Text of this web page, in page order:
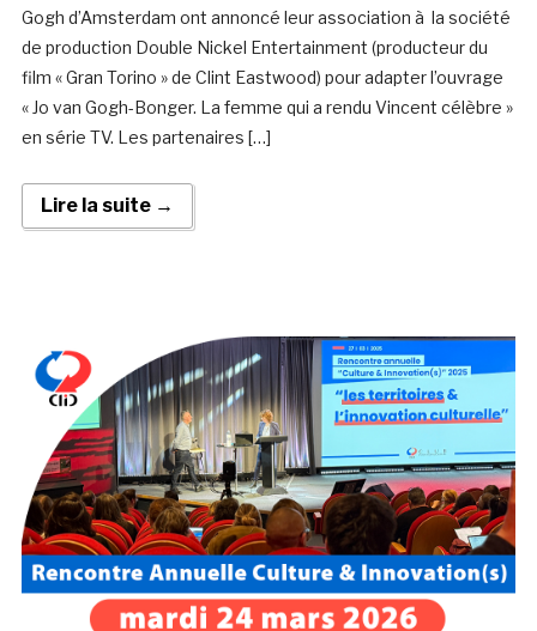
Gogh d’Amsterdam ont annoncé leur association à la société
de production Double Nickel Entertainment (producteur du
film « Gran Torino » de Clint Eastwood) pour adapter l’ouvrage
« Jo van Gogh-Bonger. La femme qui a rendu Vincent célèbre »
en série TV. Les partenaires […]
Lire la suite →